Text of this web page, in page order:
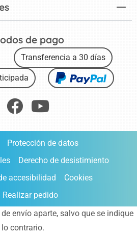
de pago
Transferencia a 30 días
Protección de datos
Derecho de desistimiento
accesibilidad
Cookies
Realizar pedido
envío aparte, salvo que se indique
lo contrario.